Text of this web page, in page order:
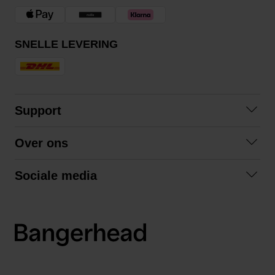
SNELLE LEVERING
Support
Algemene voorwaarden
Over ons
Sociale media
LinkedIn